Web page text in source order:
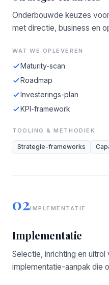
Onderbouwde keuzes
met directie, business en
WAT WE OPLEVEREN
Maturity-scan
Roadmap
Investerings-plan
KPI-framework
TOOLING & METHODIEK
Strategie-frameworks
02IMPLEMENTATIE
Implementatie
Selectie, inrichting en
implementatie-aanpak die